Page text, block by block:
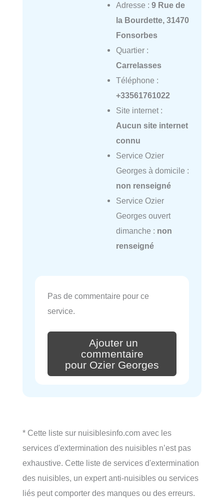
Adresse : 9 Rue de
la Bourdette, 31470
Fonsorbes
Quartier :
Carrelasses
Téléphone :
+33561761022
Site internet :
Aucun site internet
connu
Service Ozier
Georges à domicile :
non renseigné
Service Ozier
Georges ouvert
dimanche : non
renseigné
Pas de commentaire pour ce
service.
Ajouter un
commentaire
pour Ozier Georges
* Cette liste sur nuisiblesinfo.com avec les
services d'extermination des nuisibles n’est pas
exhaustive. Cette liste de services d'extermination
des nuisibles, un expert anti-nuisibles ou services
liés peut comporter des manques ou des erreurs.